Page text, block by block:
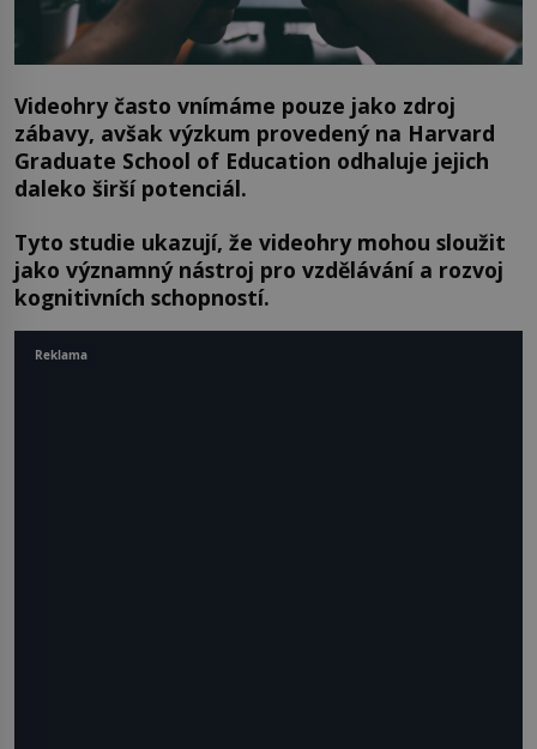
Videohry často vnímáme pouze jako zdroj
zábavy, avšak výzkum provedený na Harvard
Graduate School of Education odhaluje jejich
daleko širší potenciál.
Tyto studie ukazují, že videohry mohou sloužit
jako významný nástroj pro vzdělávání a rozvoj
kognitivních schopností.
Reklama